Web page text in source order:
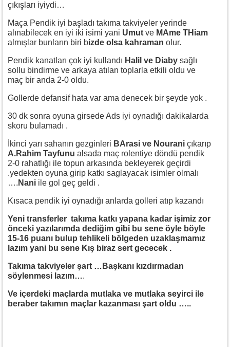
çıkışları iyiydi…
Maça Pendik iyi başladı takıma takviyeler yerinde
alınabilecek en iyi iki isimi yani Umut ve MAme THiam
almışlar bunların biri bizde olsa kahraman olur.
Pendik kanatları çok iyi kullandı Halil ve Diaby sağlı
sollu bindirme ve arkaya atılan toplarla etkili oldu ve
maç bir anda 2-0 oldu.
Gollerde defansif hata var ama denecek bir şeyde yok .
30 dk sonra oyuna girsede Ads iyi oynadığı dakikalarda
skoru bulamadı .
İkinci yarı sahanın gezginleri BArasi ve Nourani çıkarıp
A.Rahim Tayfunu alsada maç rolentiye döndü pendik
2-0 rahatlığı ile topun arkasında bekleyerek geçirdi
.yedekten oyuna girip katkı saglayacak isimler olmalı
…. Nani ile gol geç geldi .
Kısaca pendik iyi oynadığı anlarda golleri atıp kazandı
Yeni transferler takıma katkı yapana kadar işimiz zor
önceki yazılarımda dediğim gibi bu sene öyle böyle
15-16 puanı bulup tehlikeli bölgeden uzaklaşmamız
lazım yani bu sene Kış biraz sert gececek .
Takıma takviyeler şart …Başkanı kızdırmadan
söylenmesi lazım….
Ve içerdeki maçlarda mutlaka ve mutlaka seyirci ile
beraber takımın maçlar kazanması şart oldu …..